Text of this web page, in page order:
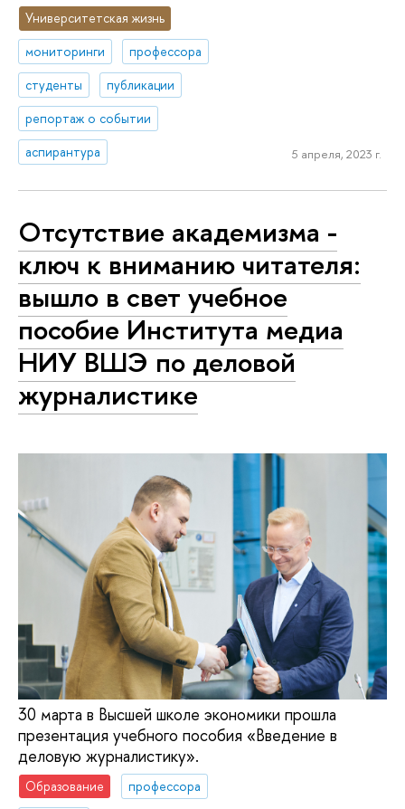
Университетская жизнь
мониторинги
профессора
студенты
публикации
репортаж о событии
аспирантура
5 апреля, 2023 г.
Отсутствие академизма -
ключ к вниманию читателя:
вышло в свет учебное
пособие Института медиа
НИУ ВШЭ по деловой
журналистике
30 марта в Высшей школе экономики прошла
презентация учебного пособия «Введение в
деловую журналистику».
Образование
профессора